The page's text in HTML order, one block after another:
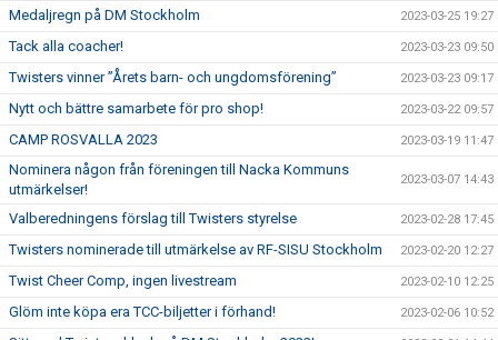
Medaljregn på DM Stockholm 2023-03-25 19:27
Tack alla coacher! 2023-03-23 09:50
Twisters vinner ”Årets barn- och ungdomsförening” 2023-03-23 09:17
Nytt och bättre samarbete för pro shop! 2023-03-22 09:57
CAMP ROSVALLA 2023 2023-03-19 11:47
Nominera någon från föreningen till Nacka Kommuns
utmärkelser!
2023-03-07 14:43
Valberedningens förslag till Twisters styrelse 2023-02-28 17:45
Twisters nominerade till utmärkelse av RF-SISU Stockholm 2023-02-20 12:27
Twist Cheer Comp, ingen livestream 2023-02-10 12:25
Glöm inte köpa era TCC-biljetter i förhand! 2023-02-06 10:52